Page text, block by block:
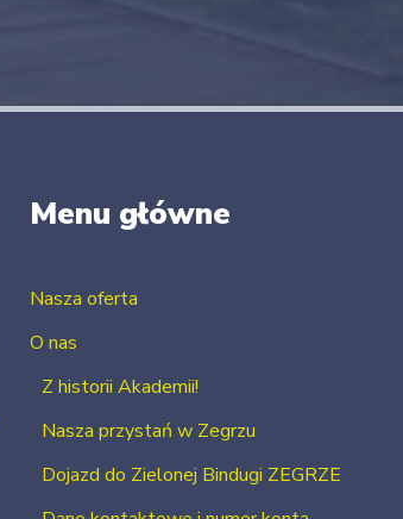
Menu główne
Nasza oferta
O nas
Z historii Akademii!
Nasza przystań w Zegrzu
Dojazd do Zielonej Bindugi ZEGRZE